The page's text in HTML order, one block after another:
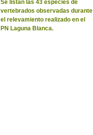
Se listan las 43 especies de
vertebrados observadas durante
el relevamiento realizado en el
PN Laguna Blanca.